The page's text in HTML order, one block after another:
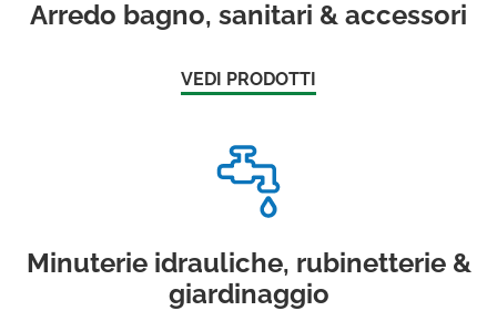
Arredo bagno, sanitari & accessori
VEDI PRODOTTI
Minuterie idrauliche, rubinetterie &
giardinaggio